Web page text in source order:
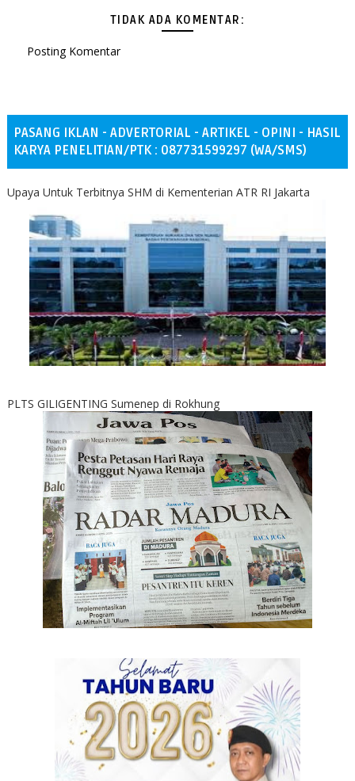
TIDAK ADA KOMENTAR:
Posting Komentar
PASANG IKLAN - ADVERTORIAL - ARTIKEL - OPINI - HASIL
KARYA PENELITIAN/PTK : 087731599297 (WA/SMS)
Upaya Untuk Terbitnya SHM di Kementerian ATR RI Jakarta
PLTS GILIGENTING Sumenep di Rokhung